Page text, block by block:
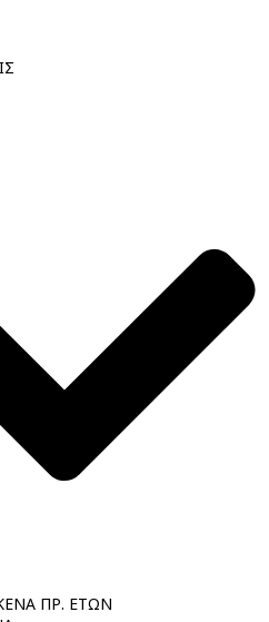
ΠΡ. ΕΤΩΝ